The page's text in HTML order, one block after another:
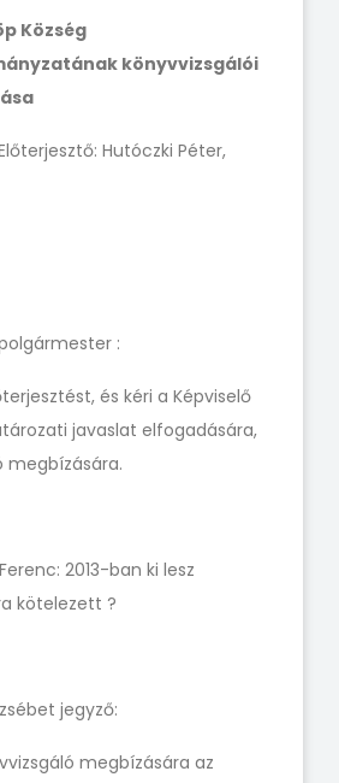
Község
könyvvizsgálói
Hutóczki Péter,
:
és kéri a Képviselő
javaslat elfogadására,
megbízására.
2013-ban ki lesz
kötelezett ?
jegyző:
megbízására az